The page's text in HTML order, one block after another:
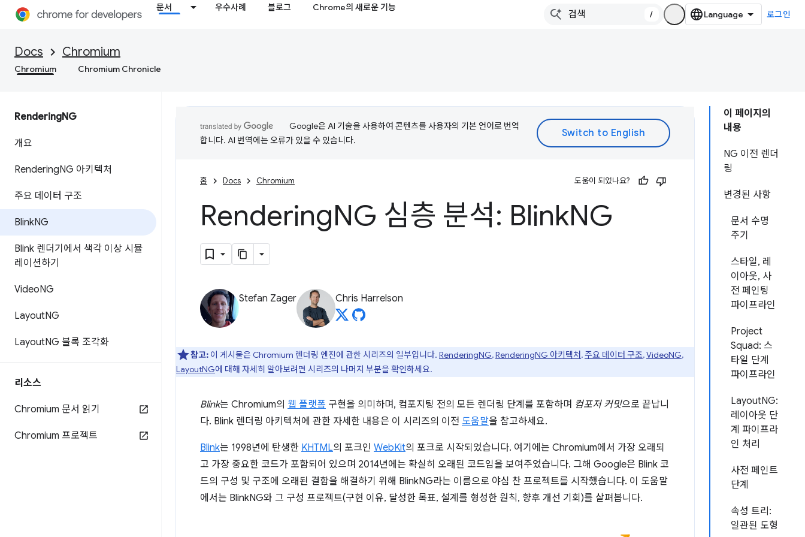
문서 우수사례 블로그 Chrome의 새로운 기능
/ 로그인
Docs Chromium
Chromium Chromium Chronicle
RenderingNG
개요
RenderingNG 아키텍처
주요 데이터 구조
BlinkNG
Blink 렌더기에서 색각 이상 시뮬
레이션하기
VideoNG
LayoutNG
LayoutNG 블록 조각화
리소스
Chromium 문서 읽기
Chromium 프로젝트
이 페이지의
내용
NG 이전 렌더
링
변경된 사항
문서 수명
주기
스타일, 레
이아웃, 사
전 페인팅
파이프라인
Project
Squad: 스
타일 단계
파이프라인
LayoutNG:
레이아웃 단
계 파이프라
인 처리
사전 페인트
단계
속성 트리:
일관된 도형
Google은 AI 기술을 사용하여 콘텐츠를 사용자의 기본 언어로 번역
합니다. AI 번역에는 오류가 있을 수 있습니다.
홈 Docs Chromium 도움이 되었나요?
RenderingNG 심층 분석: BlinkNG
Stefan Zager Chris Harrelson
참고: 이 게시물은 Chromium 렌더링 엔진에 관한 시리즈의 일부입니다. RenderingNG,RenderingNG 아키텍처 ,주요 데이터 구조,VideoNG,
LayoutNG에 대해 자세히 알아보려면 시리즈의 나머지 부분을 확인하세요.
Blink는 Chromium의 웹 플랫폼 구현을 의미하며, 컴포지팅 전의 모든 렌더링 단계를 포함하며 컴포저 커밋으로 끝납니
다. Blink 렌더링 아키텍처에 관한 자세한 내용은 이 시리즈의 이전 도움말을 참고하세요.
Blink는 1998년에 탄생한 KHTML의 포크인 WebKit의 포크로 시작되었습니다. 여기에는 Chromium에서 가장 오래되
고 가장 중요한 코드가 포함되어 있으며 2014년에는 확실히 오래된 코드임을 보여주었습니다. 그해 Google은 Blink 코
드의 구성 및 구조에 오래된 결함을 해결하기 위해 BlinkNG라는 이름으로 야심 찬 프로젝트를 시작했습니다. 이 도움말
에서는 BlinkNG와 그 구성 프로젝트(구현 이유, 달성한 목표, 설계를 형성한 원칙, 향후 개선 기회)를 살펴봅니다.